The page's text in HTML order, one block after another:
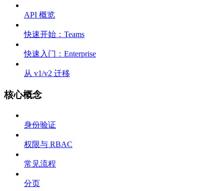
API 概览
快速开始：Teams
快速入门：Enterprise
从 v1/v2 迁移
核心概念
身份验证
权限与 RBAC
常见流程
分页